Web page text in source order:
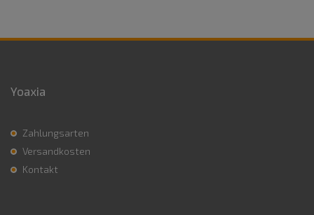
Yoaxia
Zahlungsarten
Versandkosten
Kontakt